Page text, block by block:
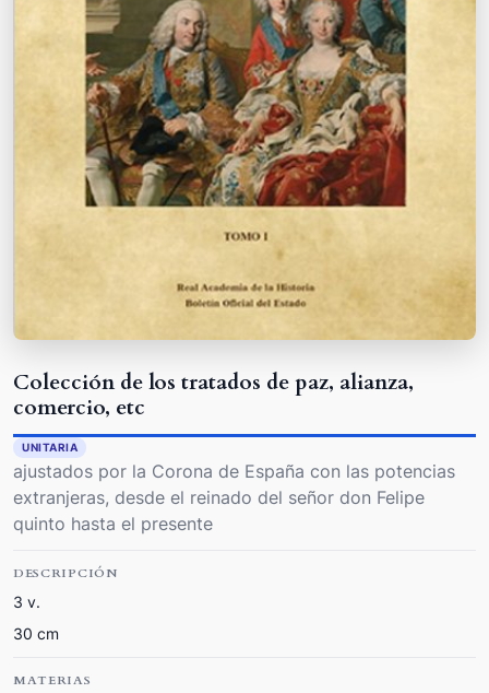
Colección de los tratados de paz, alianza,
comercio, etc
UNITARIA
ajustados por la Corona de España con las potencias
extranjeras, desde el reinado del señor don Felipe
quinto hasta el presente
DESCRIPCIÓN
3 v.
30 cm
MATERIAS